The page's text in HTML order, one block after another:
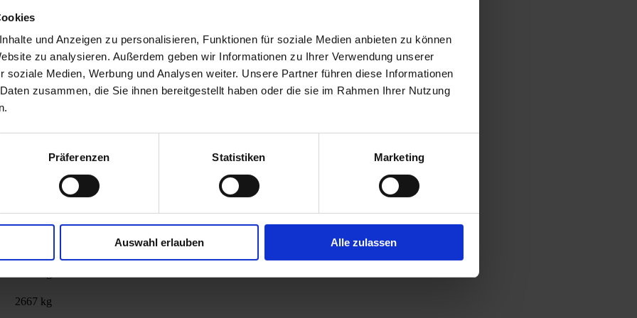
und Anzeigen zu personalisieren, Funktionen für soziale Medien anbieten zu können
zu analysieren. Außerdem geben wir Informationen zu Ihrer Verwendung unserer
soziale Medien, Werbung und Analysen weiter. Unsere Partner führen diese Informationen
zusammen, die Sie ihnen bereitgestellt haben oder die sie im Rahmen Ihrer Nutzung
Präferenzen Statistiken Marketing
Auswahl erlauben Alle zulassen
639 kg
747 kg
855 kg
1107 kg
1233 kg
2187 kg
2667 kg